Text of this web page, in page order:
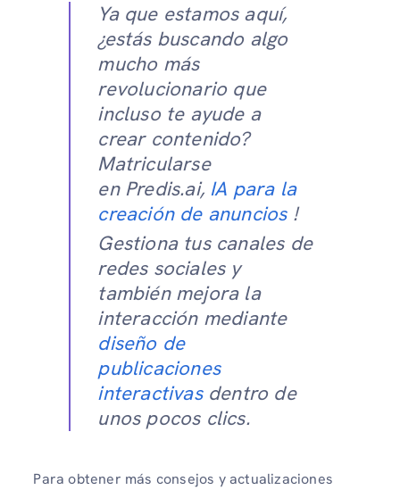
Ya que estamos aquí,
¿estás buscando algo
mucho más
revolucionario que
incluso te ayude a
crear contenido?
Matricularse
en Predis.ai, IA para la
creación de anuncios!
Gestiona tus canales de
redes sociales y
también mejora la
interacción mediante
diseño de
publicaciones
interactivasdentro de
unos pocos clics.
Para obtener más consejos y actualizaciones